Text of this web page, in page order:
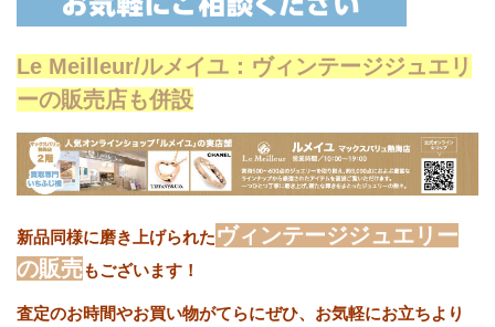
Le Meilleur/ルメイユ：ヴィンテージジュエリ
ーの販売店も併設
新品同様に磨き上げられたヴィンテージジュエリー
の販売もございます！
査定のお時間やお買い物がてらにぜひ、お気軽にお立ちより